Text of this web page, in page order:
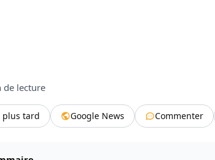
de lecture
plus tard Google News Commenter